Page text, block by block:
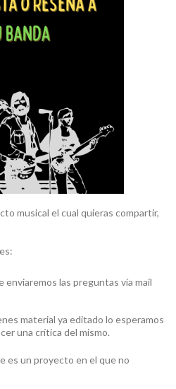
musical el cual quieras compartir,
enviaremos las preguntas vía mail
material ya editado lo esperamos
una crítica del mismo.
es un proyecto en el que no